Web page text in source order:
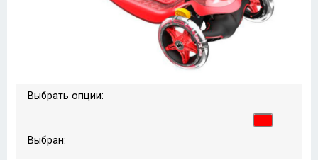
Выбрать опции:
Выбран: